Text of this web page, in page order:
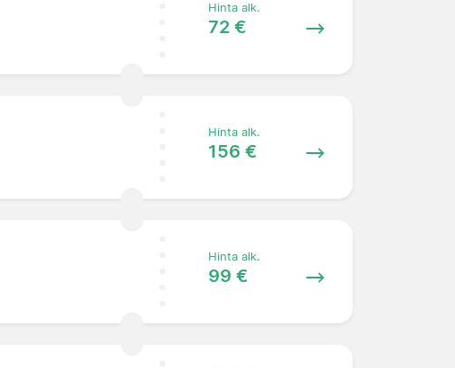
Hinta alk.
72 €
Hinta alk.
156 €
Hinta alk.
99 €